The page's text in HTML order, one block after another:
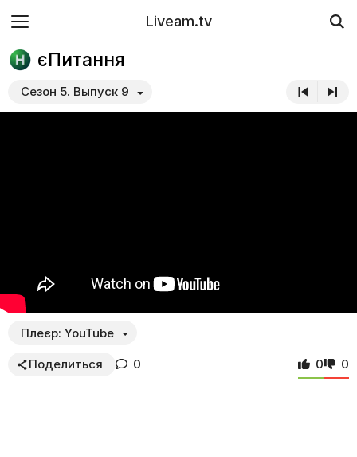
Liveam.tv
єПитання
Сезон 5. Выпуск 9
Плеєр: YouTube
Поделиться 0 0 0